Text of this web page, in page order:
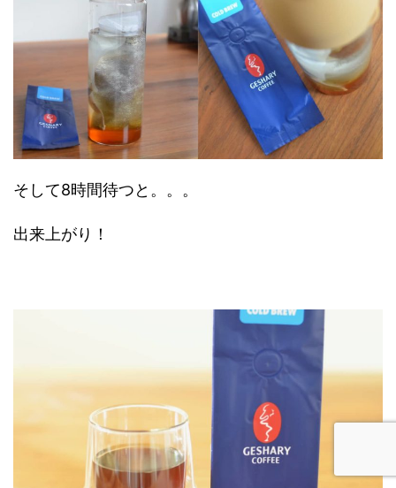
そして8時間待つと。。。
出来上がり！